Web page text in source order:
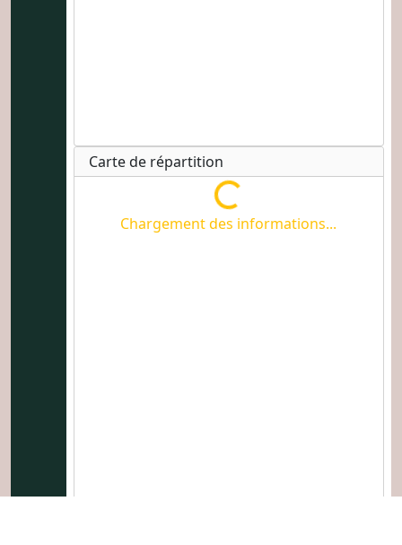
Carte de répartition
Chargement des informations...
Chargement des informations...